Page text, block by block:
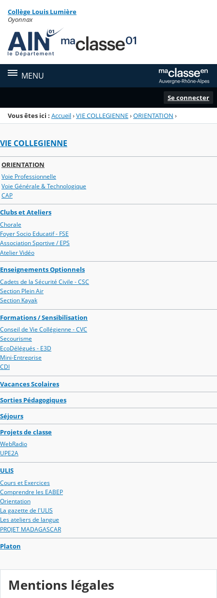
Menu de la rubrique
Contenu
Collège Louis Lumière
Oyonnax
MENU
Se connecter
Vous êtes ici : Accueil›VIE COLLEGIENNE›ORIENTATION ›
VIE COLLEGIENNE
ORIENTATION
Voie Professionnelle
Voie Générale & Technologique
CAP
Clubs et Ateliers
Chorale
Foyer Socio Educatif - FSE
Association Sportive / EPS
Atelier Vidéo
Enseignements Optionnels
Cadets de la Sécurité Civile - CSC
Section Plein Air
Section Kayak
Formations / Sensibilisation
Conseil de Vie Collégienne - CVC
Secourisme
EcoDélégués - E3D
Mini-Entreprise
CDI
Vacances Scolaires
Sorties Pédagogiques
Séjours
Projets de classe
WebRadio
UPE2A
ULIS
Cours et Exercices
Comprendre les EABEP
Orientation
La gazette de l'ULIS
Les ateliers de langue
PROJET MADAGASCAR
Platon
Mentions légales